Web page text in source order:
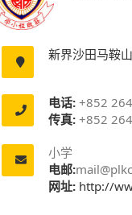
新界沙田马鞍
电话: +852
传真: +852
小学
电邮:
网址: http://